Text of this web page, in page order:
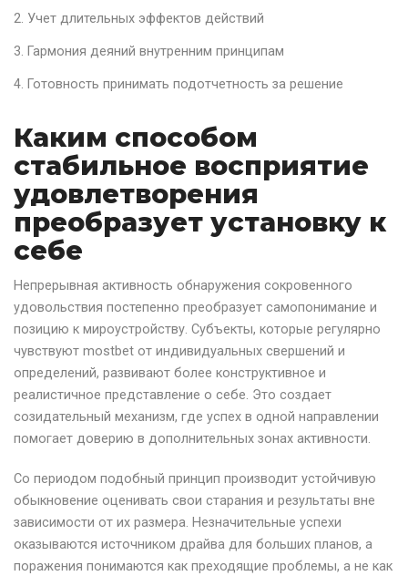
Учет длительных эффектов действий
Гармония деяний внутренним принципам
Готовность принимать подотчетность за решение
Каким способом
стабильное восприятие
удовлетворения
преобразует установку к
себе
Непрерывная активность обнаружения сокровенного
удовольствия постепенно преобразует самопонимание и
позицию к мироустройству. Субъекты, которые регулярно
чувствуют mostbet от индивидуальных свершений и
определений, развивают более конструктивное и
реалистичное представление о себе. Это создает
созидательный механизм, где успех в одной направлении
помогает доверию в дополнительных зонах активности.
Со периодом подобный принцип производит устойчивую
обыкновение оценивать свои старания и результаты вне
зависимости от их размера. Незначительные успехи
оказываются источником драйва для больших планов, а
поражения понимаются как преходящие проблемы, а не как